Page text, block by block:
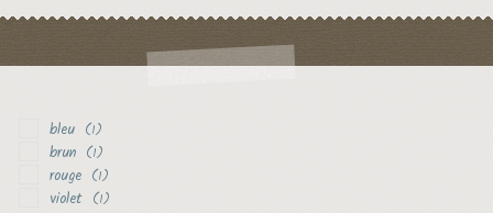
bleu (1)
brun (1)
rouge (1)
violet (1)